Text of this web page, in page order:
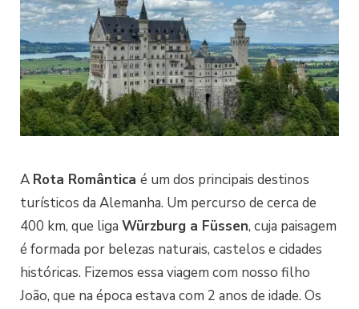
A Rota Romântica é um dos principais destinos
turísticos da Alemanha. Um percurso de cerca de
400 km, que liga Würzburg a Füssen, cuja paisagem
é formada por belezas naturais, castelos e cidades
históricas. Fizemos essa viagem com nosso filho
João, que na época estava com 2 anos de idade. Os